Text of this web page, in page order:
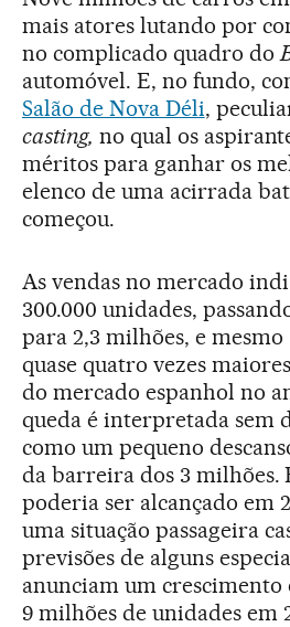
mais atores lutando por
no complicado quadro do
automóvel. E, no fundo,
Salão de Nova Déli,
casting, no qual os
méritos para ganhar os
elenco de uma acirrada
começou.
As vendas no mercado
300.000 unidades,
para 2,3 milhões, e
quase quatro vezes
do mercado espanhol no
queda é interpretada sem
como um pequeno
da barreira dos 3 milhões.
poderia ser alcançado em
uma situação passageira
previsões de alguns
anunciam um crescimento
9 milhões de unidades em